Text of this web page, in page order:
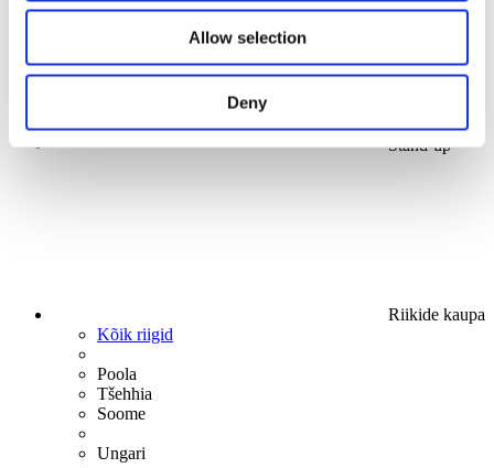
Allow selection
Deny
Stand-up
Riikide kaupa
Kõik riigid
Poola
Tšehhia
Soome
Ungari